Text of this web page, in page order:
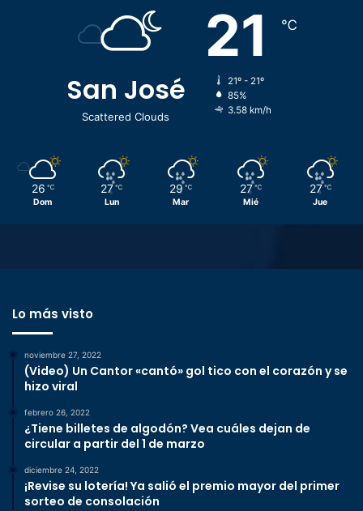
San José
Scattered Clouds
21 ℃
21º - 21º
85%
3.58 km/h
26 ℃
Dom
27 ℃
Lun
29 ℃
Mar
27 ℃
Mié
27 ℃
Jue
Lo más visto
noviembre 27, 2022
(Video) Un Cantor «cantó» gol tico con el corazón y se
hizo viral
febrero 26, 2022
¿Tiene billetes de algodón? Vea cuáles dejan de
circular a partir del 1 de marzo
diciembre 24, 2022
¡Revise su lotería! Ya salió el premio mayor del primer
sorteo de consolación